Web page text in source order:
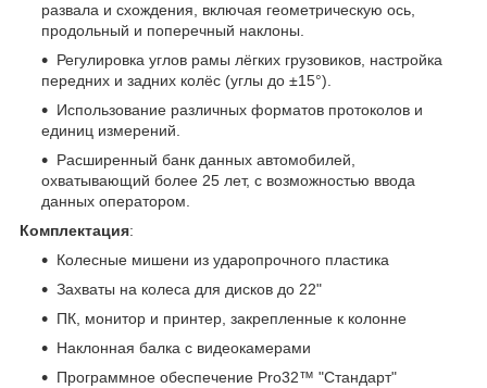
развала и схождения, включая геометрическую ось,
продольный и поперечный наклоны.
Регулировка углов рамы лёгких грузовиков, настройка
передних и задних колёс (углы до ±15°).
Использование различных форматов протоколов и
единиц измерений.
Расширенный банк данных автомобилей,
охватывающий более 25 лет, с возможностью ввода
данных оператором.
Комплектация:
Колесные мишени из ударопрочного пластика
Захваты на колеса для дисков до 22"
ПК, монитор и принтер, закрепленные к колонне
Наклонная балка с видеокамерами
Программное обеспечение Pro32™ "Стандарт"